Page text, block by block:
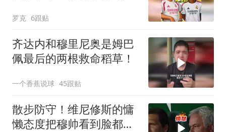
罗克 6跟贴
齐达内和穆里尼奥是姆巴
佩最后的两根救命稻草！
一个香蕉说球 45跟贴
散步防守！维尼修斯的慵
懒态度把穆帅看到脸都黑